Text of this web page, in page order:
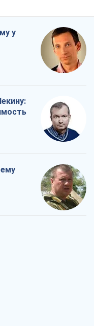
у